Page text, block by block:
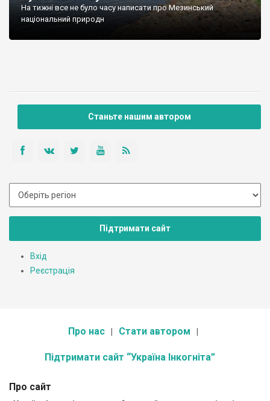
На тижні все не було часу написати про Мезинський
національний природн
Станьте нашим автором
Підтримати сайт
Вхід
Реєстрація
Про нас Стати автором
Підтримати сайт “Україна Інкогніта”
Про сайт